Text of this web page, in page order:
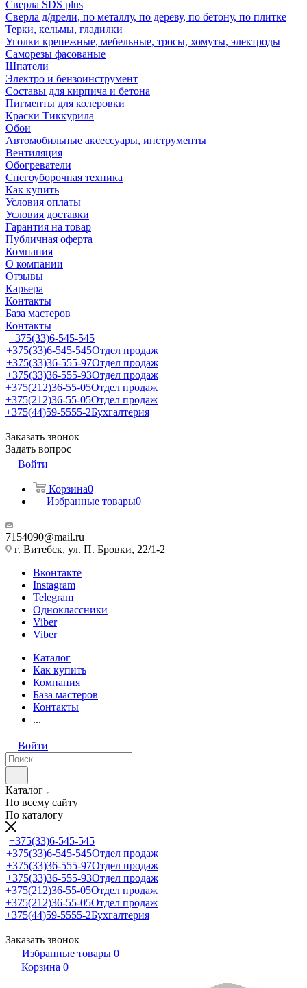
Сверла SDS plus
Сверла д/дрели, по металлу, по дереву, по бетону, по плитке
Терки, кельмы, гладилки
Уголки крепежные, мебельные, тросы, хомуты, электроды
Саморезы фасованые
Шпатели
Электро и бензоинструмент
Составы для кирпича и бетона
Пигменты для колеровки
Краски Тиккурила
Обои
Автомобильные аксессуары, инструменты
Вентиляция
Обогреватели
Снегоуборочная техника
Как купить
Условия оплаты
Условия доставки
Гарантия на товар
Публичная оферта
Компания
О компании
Отзывы
Карьера
Контакты
База мастеров
Контакты
+375(33)6-545-545
+375(33)6-545-545Отдел продаж
+375(33)36-555-97Отдел продаж
+375(33)36-555-93Отдел продаж
+375(212)36-55-05Отдел продаж
+375(212)36-55-05Отдел продаж
+375(44)59-5555-2Бухгалтерия
Заказать звонок
Задать вопрос
Войти
Корзина0
Избранные товары0
7154090@mail.ru
г. Витебск, ул. П. Бровки, 22/1-2
Вконтакте
Instagram
Telegram
Одноклассники
Viber
Viber
Каталог
Как купить
Компания
База мастеров
Контакты
...
Войти
Каталог
По всему сайту
По каталогу
+375(33)6-545-545
+375(33)6-545-545Отдел продаж
+375(33)36-555-97Отдел продаж
+375(33)36-555-93Отдел продаж
+375(212)36-55-05Отдел продаж
+375(212)36-55-05Отдел продаж
+375(44)59-5555-2Бухгалтерия
Заказать звонок
Избранные товары 0
Корзина 0